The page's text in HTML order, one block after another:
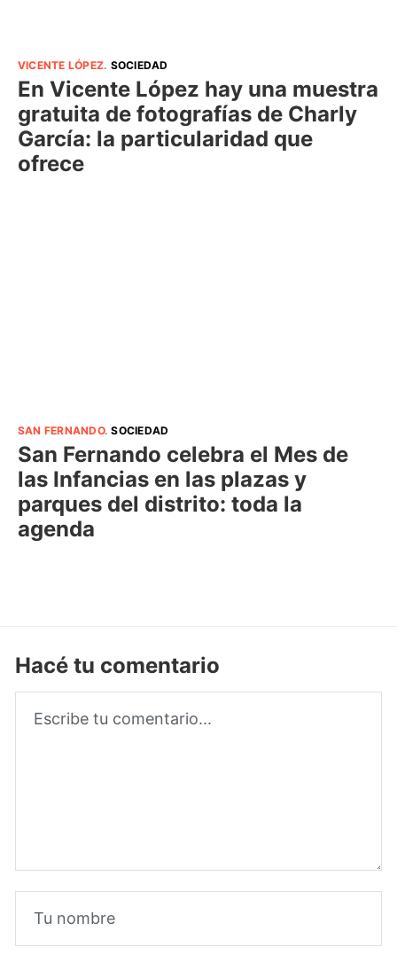
VICENTE LÓPEZ. SOCIEDAD
En Vicente López hay una muestra
gratuita de fotografías de Charly
García: la particularidad que
ofrece
SAN FERNANDO.SOCIEDAD
San Fernando celebra el Mes de
las Infancias en las plazas y
parques del distrito: toda la
agenda
Hacé tu comentario